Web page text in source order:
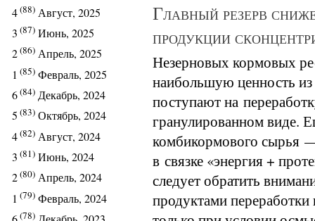
4(88) Август, 2025
3 (87) Июнь, 2025
2(86) Апрель, 2025
1 (85) Февраль, 2025
6(84) Декабрь, 2024
5 (83) Октябрь, 2024
4(82) Август, 2024
3 (81) Июнь, 2024
2(80) Апрель, 2024
1 (79) Февраль, 2024
(78)
Главный резерв
продукции
Незерновых кормовых
наибольшую ценность
поступают на
гранулированном виде.
комбикормового сырья
в связке «энергия +
следует обратить
продуктами